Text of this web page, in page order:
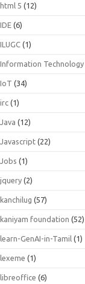
html 5 (12)
IDE (6)
ILUGC (1)
Information Technology
IoT (34)
irc (1)
Java (12)
Javascript (22)
Jobs (1)
jquery (2)
kanchilug (57)
kaniyam foundation (52)
learn-GenAI-in-Tamil (1)
lexeme (1)
libreoffice (6)